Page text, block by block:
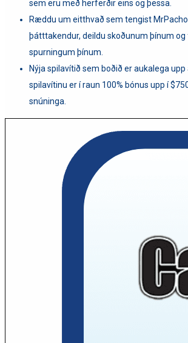
sem eru með herferðir eins og þessa.
Ræddu um eitthvað sem tengist
þátttakendur, deildu skoðunum þínum og
spurningum þínum.
Nýja spilavítið sem boðið er aukalega upp
spilavítinu er í raun 100% bónus upp í
snúninga.